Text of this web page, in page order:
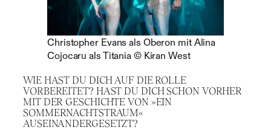
Christopher Evans als Oberon mit Alina
Cojocaru als Titania © Kiran West
WIE HAST DU DICH AUF DIE ROLLE
VORBEREITET? HAST DU DICH SCHON VORHER
MIT DER GESCHICHTE VON »EIN
SOMMERNACHTSTRAUM«
AUSEINANDERGESETZT?